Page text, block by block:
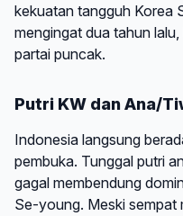
kekuatan tangguh Korea
mengingat dua tahun
partai puncak.
Putri KW dan Ana/
Indonesia langsung
pembuka. Tunggal putri
gagal membendung
Se-young. Meski sempat